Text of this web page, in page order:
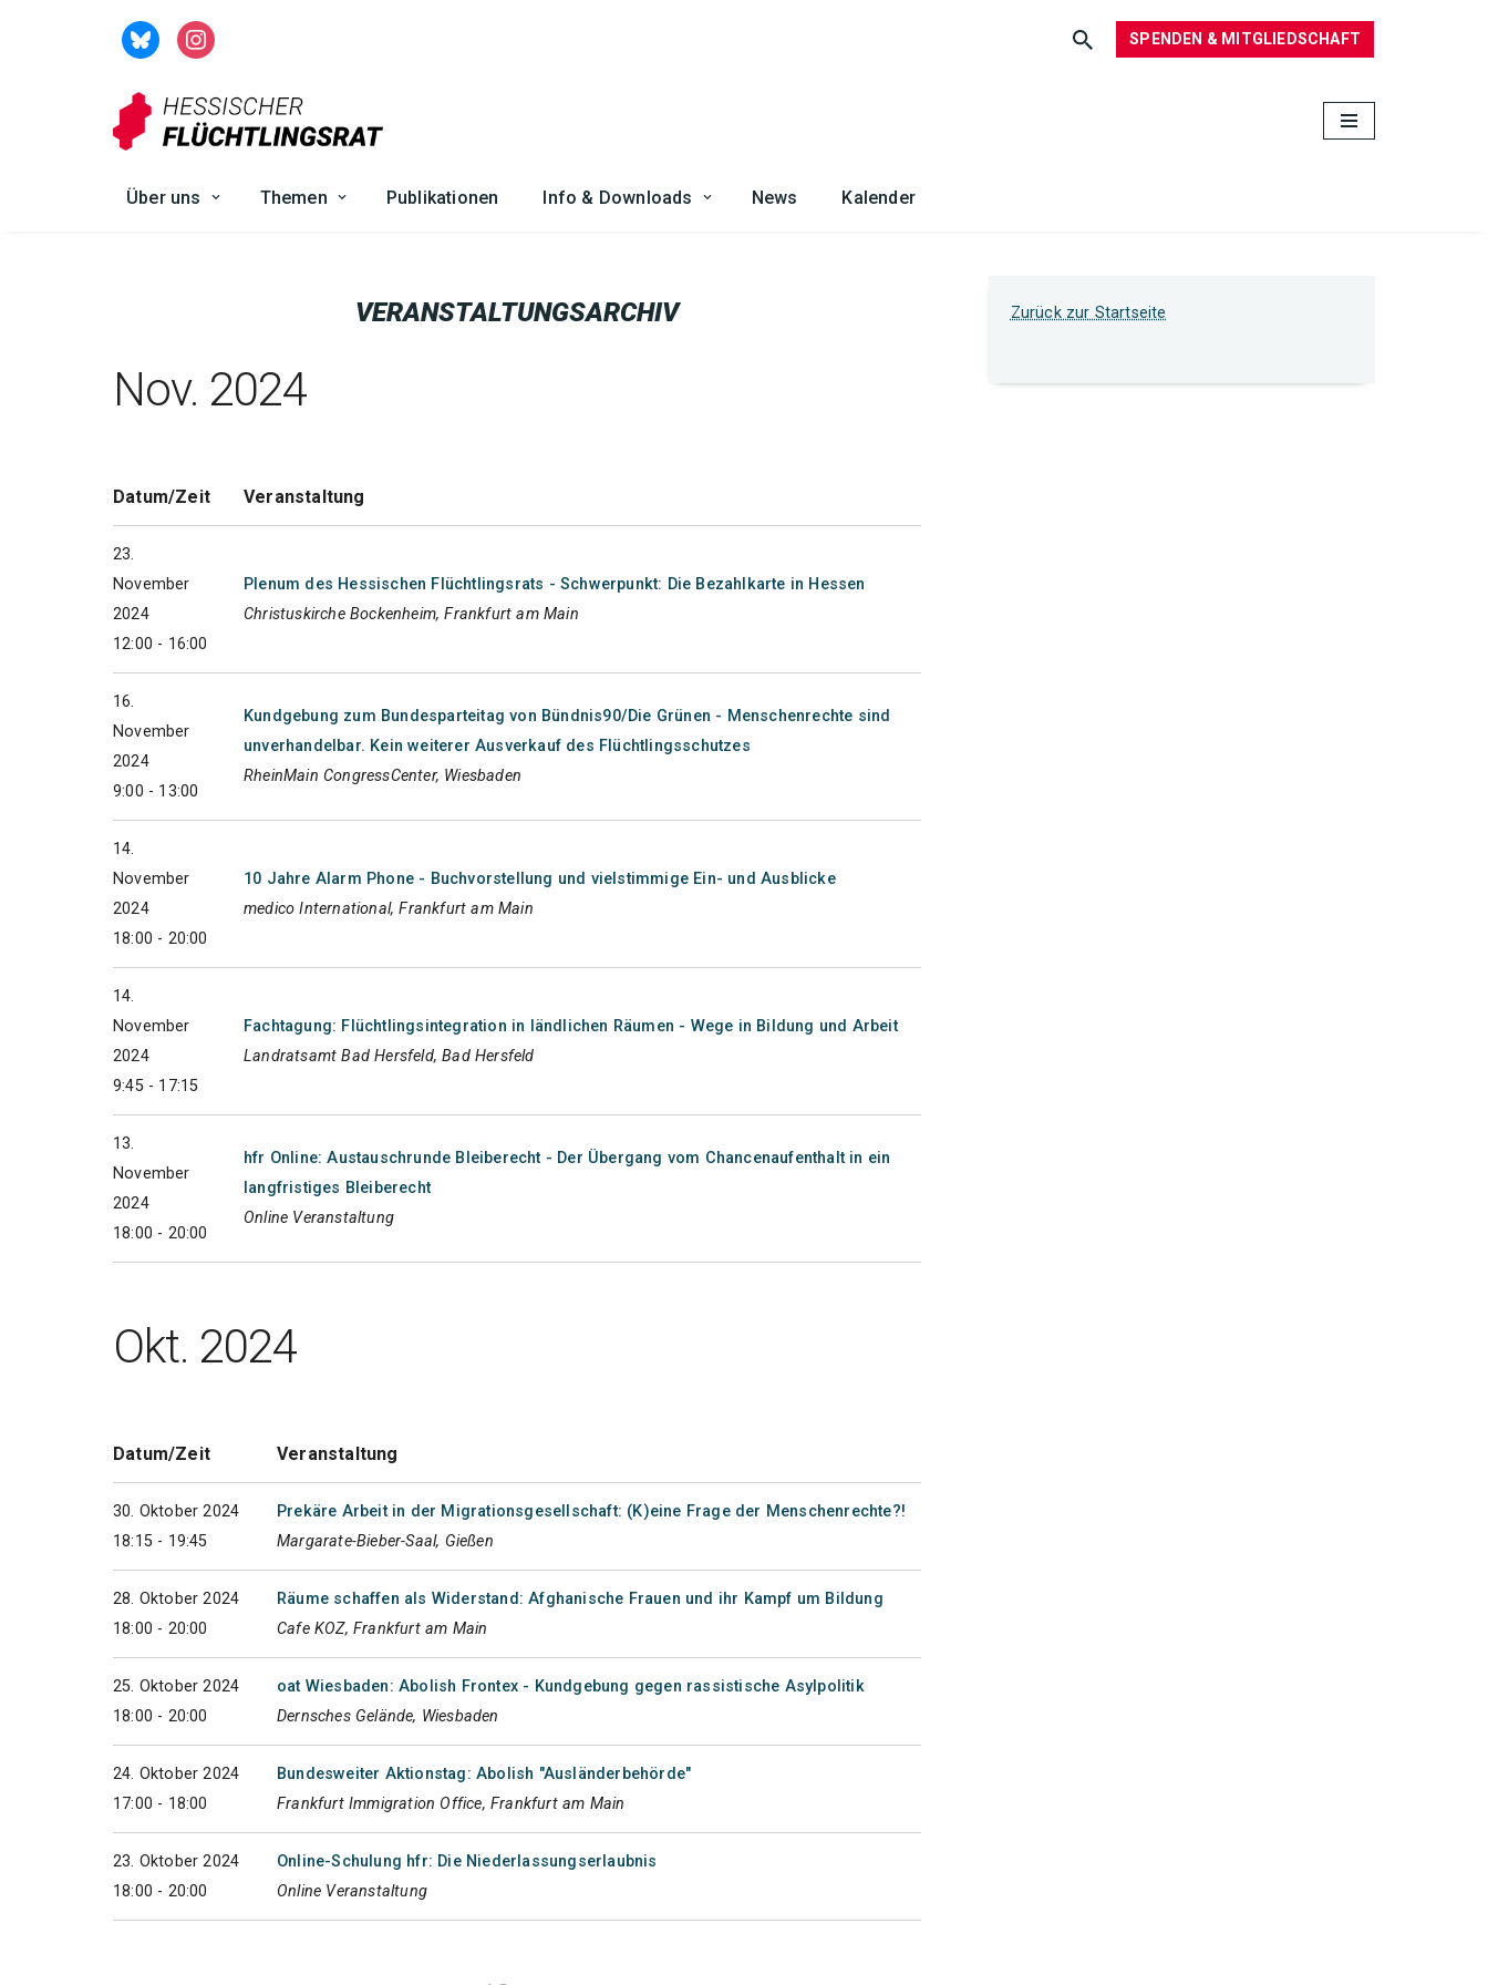
SPENDEN & MITGLIEDSCHAFT
Über uns Themen Publikationen Info & Downloads News Kalender
VERANSTALTUNGSARCHIV
Nov. 2024
Datum/Zeit Veranstaltung
23.
November
2024
12:00 - 16:00
Plenum des Hessischen Flüchtlingsrats - Schwerpunkt: Die Bezahlkarte in Hessen
Christuskirche Bockenheim, Frankfurt am Main
16.
November
2024
9:00 - 13:00
Kundgebung zum Bundesparteitag von Bündnis90/Die Grünen - Menschenrechte sind
unverhandelbar. Kein weiterer Ausverkauf des Flüchtlingsschutzes
RheinMain CongressCenter, Wiesbaden
14.
November
2024
18:00 - 20:00
10 Jahre Alarm Phone - Buchvorstellung und vielstimmige Ein- und Ausblicke
medico International, Frankfurt am Main
14.
November
2024
9:45 - 17:15
Fachtagung: Flüchtlingsintegration in ländlichen Räumen - Wege in Bildung und Arbeit
Landratsamt Bad Hersfeld, Bad Hersfeld
13.
November
2024
18:00 - 20:00
hfr Online: Austauschrunde Bleiberecht - Der Übergang vom Chancenaufenthalt in ein
langfristiges Bleiberecht
Online Veranstaltung
Okt. 2024
Datum/Zeit Veranstaltung
30. Oktober 2024
18:15 - 19:45
Prekäre Arbeit in der Migrationsgesellschaft: (K)eine Frage der Menschenrechte?!
Margarate-Bieber-Saal, Gießen
28. Oktober 2024
18:00 - 20:00
Räume schaffen als Widerstand: Afghanische Frauen und ihr Kampf um Bildung
Cafe KOZ, Frankfurt am Main
25. Oktober 2024
18:00 - 20:00
oat Wiesbaden: Abolish Frontex - Kundgebung gegen rassistische Asylpolitik
Dernsches Gelände, Wiesbaden
24. Oktober 2024
17:00 - 18:00
Bundesweiter Aktionstag: Abolish "Ausländerbehörde"
Frankfurt Immigration Office, Frankfurt am Main
23. Oktober 2024
18:00 - 20:00
Online-Schulung hfr: Die Niederlassungserlaubnis
Online Veranstaltung
Zurück zur Startseite